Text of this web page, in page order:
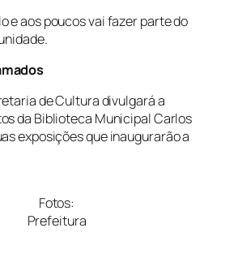
e aos poucos vai fazer parte do
de Cultura divulgará a
da Biblioteca Municipal Carlos
exposições que inaugurarão a
Fotos:
Prefeitura